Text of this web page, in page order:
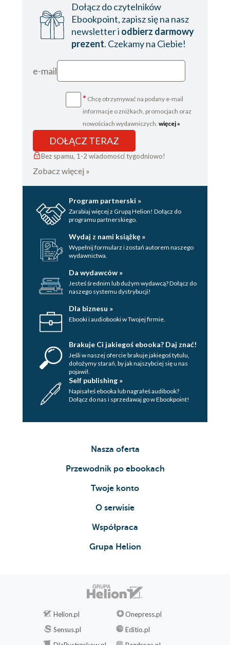
Dołącz do czytelników
Ebookpoint, zapisz się na nasz
newsletter i odbierz darmowy
prezent. Czekamy na Ciebie!
e-mail
* Chcę otrzymywać na podany e-mail
informacje o zniżkach, promocjach oraz
nowościach wydawniczych. więcej »
DOŁĄCZ TERAZ
Bez spamu, 1-2 wiadomości tygodniowo!
Zobacz więcej »
Program partnerski »
Zarabiaj więcej z Grupą Helion! Dołącz do
programu partnerskiego.
Wydaj z nami książkę »
Wypełnij formularz i zostań autorem naszego
wydawnictwa.
Da wydawców »
Jesteś średnim lub dużym wydawcą? Dołącz do
naszego systemu dystrybucji!
Dla biznesu »
Ebooki i audiobooki w Twojej firmie.
Brakuje Ci jakiegoś ebooka? Daj znać!
Jeśli w naszej ofercie brakuje jakiegoś tytulu,
dołożymy starań, by jak najszybciej się u nas
pojawił.
Self publishing »
Napisałeś ebooka lub nagrałeś audibook?
Dołącz do nas i sprzedawaj go w Ebookpoint!
Nasza oferta
Przewodnik po ebookach
Twoje konto
O serwisie
Współpraca
Grupa Helion
Helion.pl
Onepress.pl
Sensus.pl
Editio.pl